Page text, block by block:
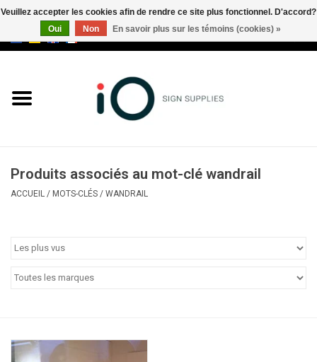
Marques
Appelez-nous au +32 3 353 67
Produits associés au mot-clé wandrail
ACCUEIL / MOTS-CLÉS / WANDRAIL
Veuillez accepter les cookies afin de rendre ce site plus fonctionnel. D'accord?
Oui
Non En savoir plus sur les témoins (cookies) »